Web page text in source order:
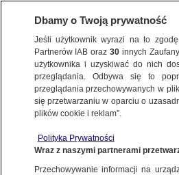
POLSKA
Terleckiego. Tak sędzia
swoją decyzję
Dbamy o Twoją prywatność
Jeśli użytkownik wyrazi na to
Partnerów IAB oraz30 innych
użytkownika i uzyskiwać do nich
przeglądania. Odbywa się to
przeglądania przechowywanych w
się przetwarzaniu w oparciu o
plików cookie i reklam”.
Polityka Prywatności
Wraz z naszymi partnerami
Przechowywanie informacji na